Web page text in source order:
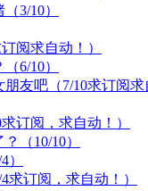
3/10）
阅求自动！）
6/10）
友吧（7/10求订阅
订阅，求自动！）
（10/10）
求订阅，求自动！）